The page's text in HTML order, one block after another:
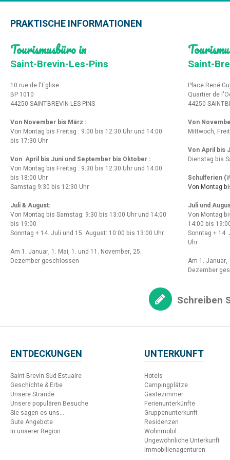
PRAKTISCHE INFORMATIONEN
Tourismusbüro in
Saint-Brevin-Les-Pins
10 rue de l'Eglise
BP 1010
44250 SAINT-BREVIN-LES-PINS
Von November bis März :
Von Montag bis Freitag : 9:00 bis 12:30 Uhr und 14:00
bis 17:30 Uhr
Von April bis Juni und September bis Oktober :
Von Montag bis Freitag : 9:30 bis 12:30 Uhr und 14:00
bis 18:00 Uhr
Samstag 9:30 bis 12:30 Uhr
Juli & August:
Von Montag bis Samstag: 9:30 bis 13:00 Uhr und 14:00
bis 19:00
Sonntag + 14. Juli und 15. August: 10:00 bis 13:00 Uhr
Am 1. Januar, 1. Mai, 1. und 11. November, 25.
Dezember geschlossen
Saint-
Place René
Quartier de
44250 SAINT-
Von
Mittwoch,
Von April bis
Dienstag bis
Schulferien (
Von Montag
Juli und
Von Montag
14:00 bis
Sonntag + 14.
Uhr
Am 1. Januar,
Dezember
Schreiben
ENTDECKUNGEN
Saint-Brevin Sud Estuaire
Geschichte & Erbe
Unsere Strände
Unsere populären Besuche
Sie sagen es uns...
Gute Angebote
In unserer Region
UNTERKUNFT
Hotels
Campingplätze
Gästezimmer
Ferienunterkünfte
Gruppenunterkunft
Residenzen
Wohnmobil
Ungewöhnliche Unterkunft
Immobilienagenturen